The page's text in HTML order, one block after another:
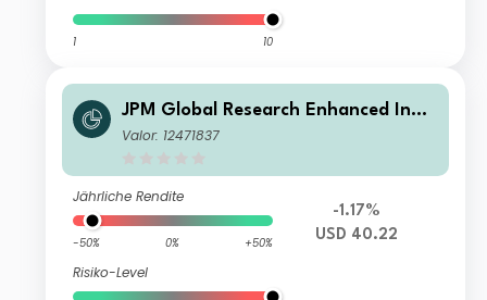
1 10
JPM Global Research Enhanced Inde
x Equity SRI Paris Aligned Active UCI
Valor: 12471837
Jährliche Rendite
-50% 0% +50%
Risiko-Level
-1.17%
USD 40.22